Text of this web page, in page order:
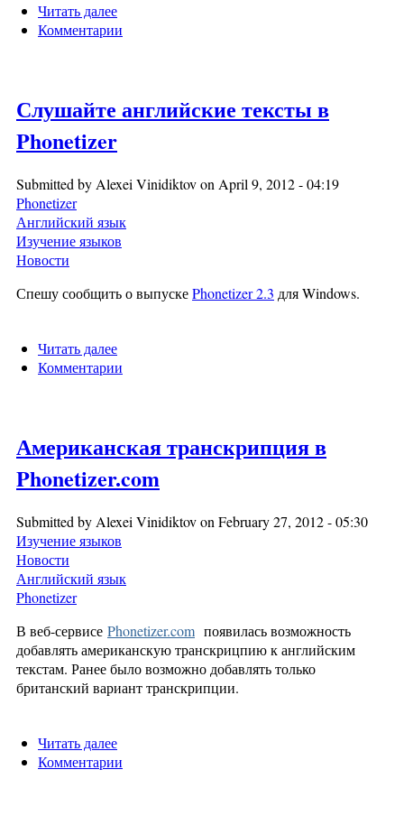
Читать далее
Android
Комментарии
Слушайте английские тексты в
Phonetizer
Submitted by Alexei Vinidiktovon April 9, 2012 - 04:19
Phonetizer
Английский язык
Изучение языков
Новости
Спешу сообщить о выпускеPhonetizer 2.3 для Windows.
Читать далее
Комментарии
Американская транскрипция в
Phonetizer.com
Submitted by Alexei Vinidiktovon February 27, 2012 - 05:30
Изучение языков
Новости
Английский язык
Phonetizer
В веб-сервисе Phonetizer.com появилась возможность
добавлять американскую транскрицпию к английским
текстам. Ранее было возможно добавлять только
британский вариант транскрипции.
Читать далее
Phonetizer.com
Комментарии